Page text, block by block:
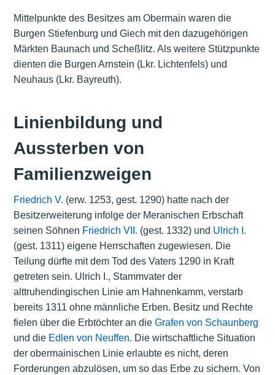
Mittelpunkte des Besitzes am Obermain waren die
Burgen Stiefenburg und Giech mit den dazugehörigen
Märkten Baunach und Scheßlitz. Als weitere Stützpunkte
dienten die Burgen Arnstein (Lkr. Lichtenfels) und
Neuhaus (Lkr. Bayreuth).
Linienbildung und
Aussterben von
Familienzweigen
Friedrich V. (erw. 1253, gest. 1290) hatte nach der
Besitzerweiterung infolge der Meranischen Erbschaft
seinen Söhnen Friedrich VII. (gest. 1332) und Ulrich I.
(gest. 1311) eigene Herrschaften zugewiesen. Die
Teilung dürfte mit dem Tod des Vaters 1290 in Kraft
getreten sein. Ulrich I., Stammvater der
alttruhendingischen Linie am Hahnenkamm, verstarb
bereits 1311 ohne männliche Erben. Besitz und Rechte
fielen über die Erbtöchter an die Grafen von Schaunberg
und die Edlen von Neuffen. Die wirtschaftliche Situation
der obermainischen Linie erlaubte es nicht, deren
Forderungen abzulösen, um so das Erbe zu sichern. Von